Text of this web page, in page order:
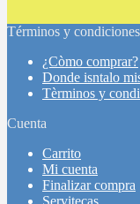
Términos y condiciones
¿Còmo comprar?
Donde isntalo
Tèrminos y
Cuenta
Carrito
Mi cuenta
Finalizar compra
Servitecas